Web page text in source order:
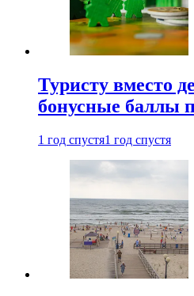
Туристу вместо
бонусные баллы
1 год спустя1 год спустя